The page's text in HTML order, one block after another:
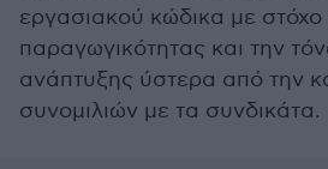
εργασιακού κώδικα με στόχο
παραγωγικότητας και την
ανάπτυξης ύστερα από την
συνομιλιών με τα συνδικάτα.